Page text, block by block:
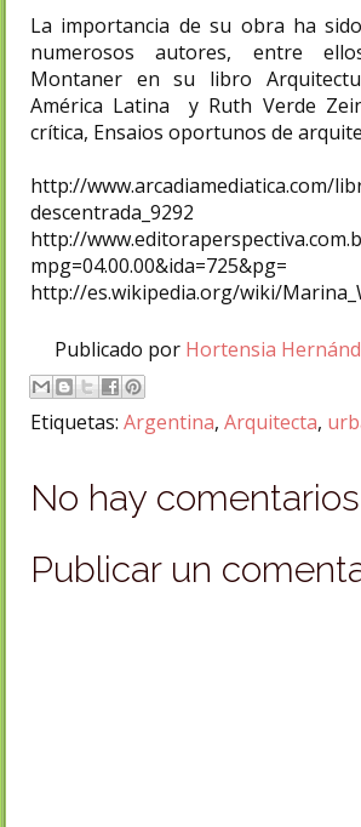
La importancia de su obra ha
numerosos autores, entre
Montaner en su libro
América Latina y Ruth Verde
crítica, Ensaios oportunos de
http://www.arcadiamediatica.com/
descentrada_9292
http://
mpg=04.00.00&ida=725&pg=
http://es.wikipedia.org/wiki/
Publicado por Hortensia
Etiquetas: Argentina, Arquitecta,
No hay
Publicar un